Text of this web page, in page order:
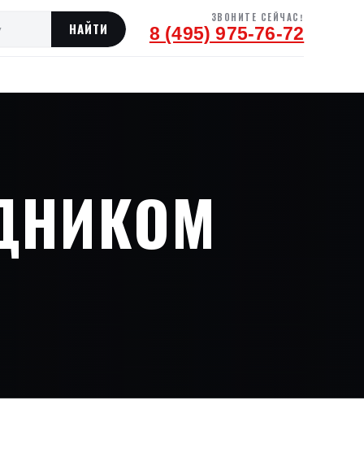
ЗВОНИТЕ СЕЙЧАС!
8 (495) 975-76-72